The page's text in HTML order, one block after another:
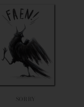
SORRY